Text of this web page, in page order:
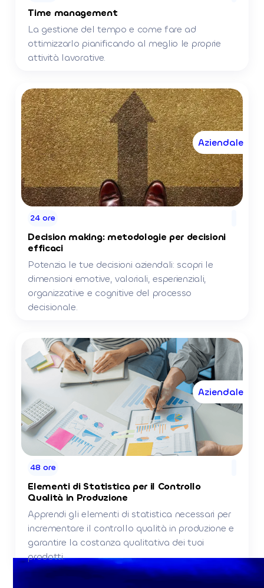
Time management
La gestione del tempo e come fare ad
ottimizzarlo pianificando al meglio le proprie
attività lavorative.
24 ore
Decision making: metodologie per decisioni
efficaci
Potenzia le tue decisioni aziendali: scopri le
dimensioni emotive, valoriali, esperienziali,
organizzative e cognitive del processo
decisionale.
Aziendale
48 ore
Elementi di Statistica per il Controllo
Qualità in Produzione
Apprendi gli elementi di statistica necessari per
incrementare il controllo qualità in produzione e
garantire la costanza qualitativa dei tuoi
prodotti.
Aziendale